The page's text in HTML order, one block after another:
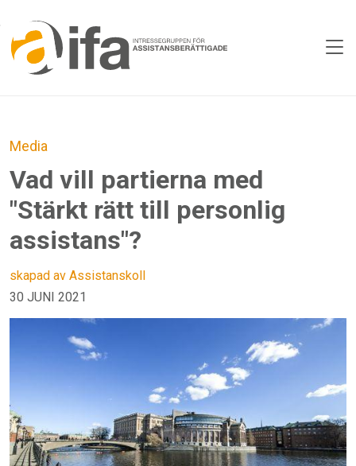
Skip to main content
Media
Vad vill partierna med
"Stärkt rätt till personlig
assistans"?
skapad av Assistanskoll
30 JUNI 2021